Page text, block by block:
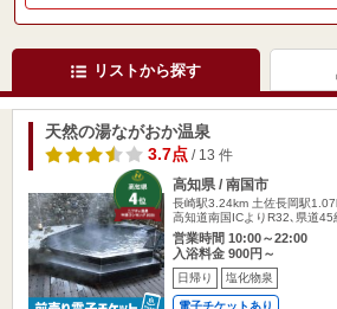
リストから探す
天然の湯ながおか温泉
3.7点/ 13 件
高知県 / 南国市
長崎駅3.24km 土佐長岡駅
高知道南国ICよりR32､県道
営業時間 10:00～22:00
入浴料金 900円～
日帰り 塩化物泉
電子チケットあり